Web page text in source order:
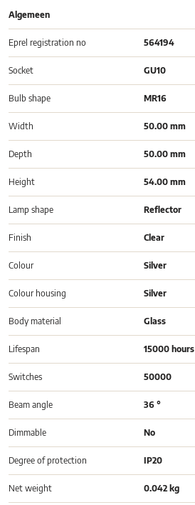
Algemeen
Eprel registration no 564194
Socket GU10
Bulb shape MR16
Width 50.00 mm
Depth 50.00 mm
Height 54.00 mm
Lamp shape Reflector
Finish Clear
Colour Silver
Colour housing Silver
Body material Glass
Lifespan 15000 hours
Switches 50000
Beam angle 36 °
Dimmable No
Degree of protection IP20
Net weight 0.042 kg